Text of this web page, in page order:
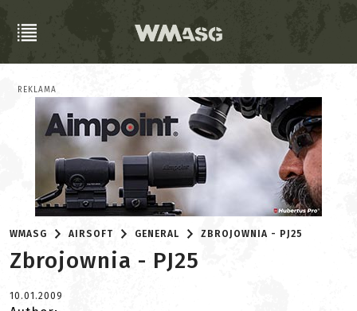
REKLAMA
WMASG AIRSOFT GENERAL ZBROJOWNIA - PJ25
Zbrojownia - PJ25
10.01.2009